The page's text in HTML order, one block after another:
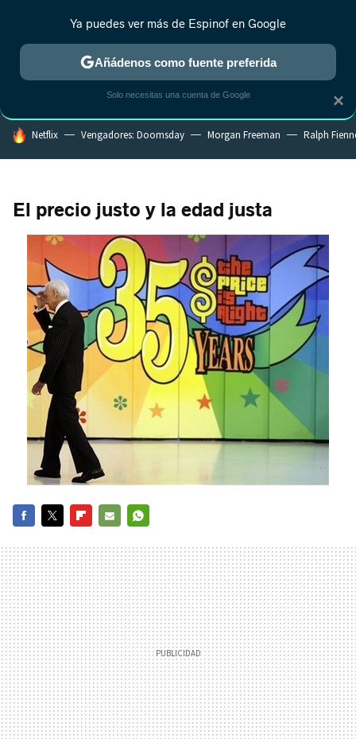
ESTRENOS REALITY ANIME RANKINGS CINE
HOY SE HABLA DE
Netflix Vengadores: Doomsday Morgan Freeman Ralph
El precio justo y la edad justa
MAIL
×
Ya puedes ver más de Espinof en Google
Añádenos como fuente preferida
Solo necesitas una cuenta de Google